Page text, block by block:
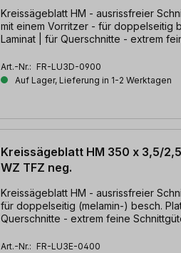
Kreissägeblatt HM - ausrissfreier
mit einem Vorritzer - für doppelseitig
Laminat | für Querschnitte - extrem
Art.-Nr.: FR-LU3D-0900
Auf Lager, Lieferung in 1-2 Werktagen
Kreissägeblatt HM 350 x 3,5/
WZ TFZ neg.
Kreissägeblatt HM - ausrissfreier
für doppelseitig (melamin-) besch.
Querschnitte - extrem feine
Art.-Nr.: FR-LU3E-0400